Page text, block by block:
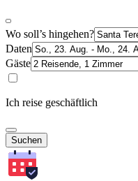
Wo soll’s hingehen?
Daten
Gäste
Ich reise geschäftlich
Suchen